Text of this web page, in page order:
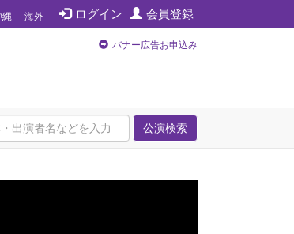
ログイン 会員登録
縄 海外
バナー広告お申込み
公演検索